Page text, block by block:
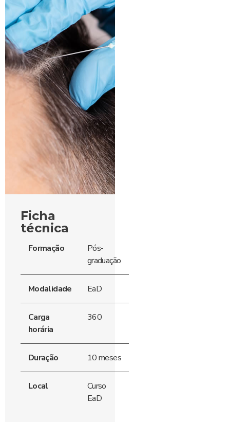
Ficha
técnica
Formação
Pós-
graduação
Modalidade EaD
Carga
horária
360
Duração 10 meses
Local
Curso
EaD